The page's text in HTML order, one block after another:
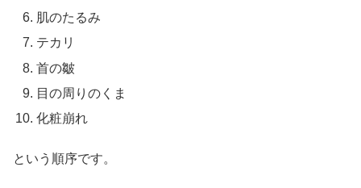
肌のたるみ
テカリ
首の皺
目の周りのくま
化粧崩れ
という順序です。